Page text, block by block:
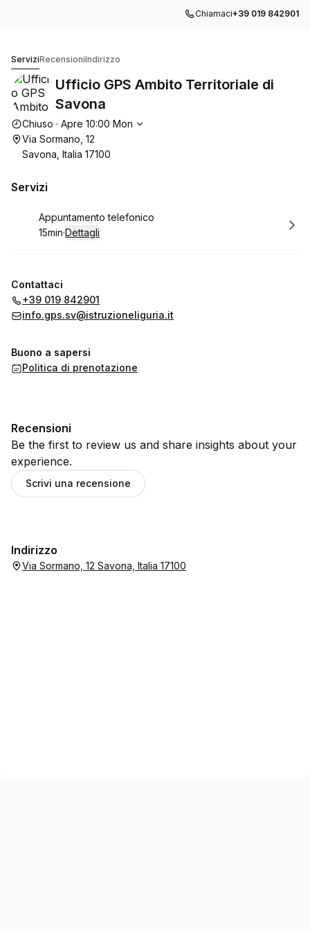
Chiamaci+39 019 842901
ServiziRecensioniIndirizzo
Ufficio GPS Ambito Territoriale di
Savona
Orari di apertura
Chiuso · Apre 10:00 Mon
Via Sormano, 12
Savona, Italia 17100
Servizi
Prenota
Appuntamento telefonico
.Durata:
15min·Dettagli
Contattaci
+39 019 842901
info.gps.sv@istruzioneliguria.it
Buono a sapersi
Politica di prenotazione
Recensioni
Be the first to review us and share insights about your
experience.
Scrivi una recensione
Indirizzo
Via Sormano, 12 Savona, Italia 17100